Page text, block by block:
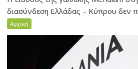
διασύνδεση Ελλάδας – Κύπρου δεν
Αρχική